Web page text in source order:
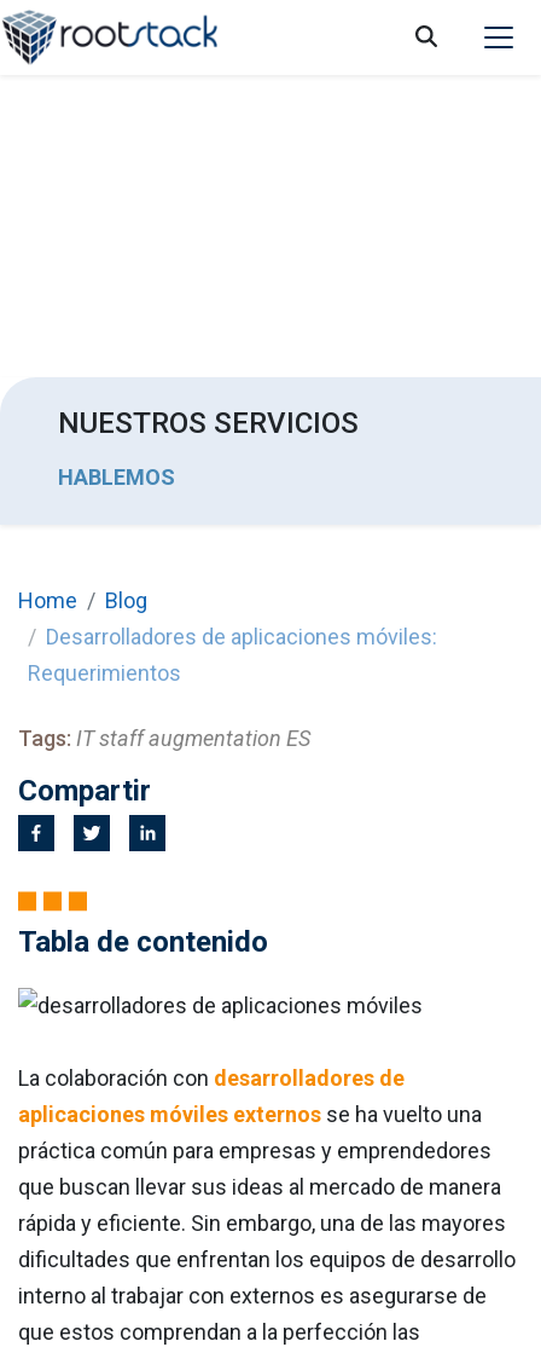
NUESTROS SERVICIOS
HABLEMOS
Home
Blog
Desarrolladores de aplicaciones móviles:
Requerimientos
Tags: IT staff augmentation ES
Compartir
Tabla de contenido
La colaboración con desarrolladores de
aplicaciones móviles externos se ha vuelto una
práctica común para empresas y emprendedores
que buscan llevar sus ideas al mercado de manera
rápida y eficiente. Sin embargo, una de las mayores
dificultades que enfrentan los equipos de desarrollo
interno al trabajar con externos es asegurarse de
que estos comprendan a la perfección las